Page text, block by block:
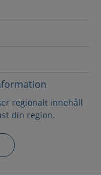
regionalt innehåll
din region.